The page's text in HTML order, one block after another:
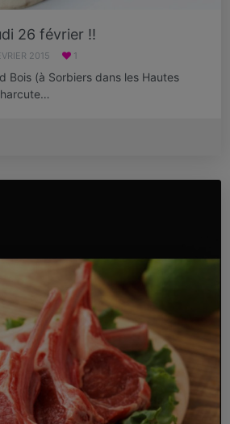
26 février !!
2015 1
Bois (à Sorbiers dans les Hautes